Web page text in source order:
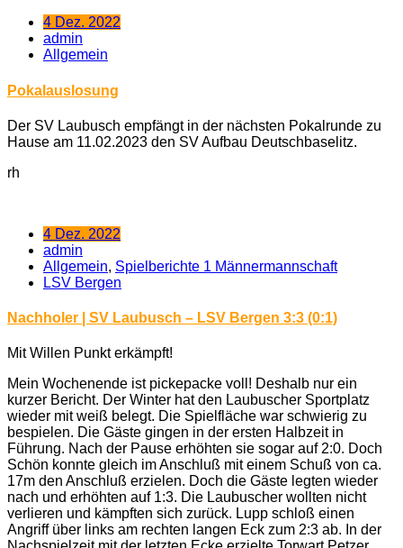
4 Dez. 2022
admin
Allgemein
Pokalauslosung
Der SV Laubusch empfängt in der nächsten Pokalrunde zu
Hause am 11.02.2023 den SV Aufbau Deutschbaselitz.
rh
4 Dez. 2022
admin
Allgemein, Spielberichte 1 Männermannschaft
LSV Bergen
Nachholer | SV Laubusch – LSV Bergen 3:3 (0:1)
Mit Willen Punkt erkämpft!
Mein Wochenende ist pickepacke voll! Deshalb nur ein
kurzer Bericht. Der Winter hat den Laubuscher Sportplatz
wieder mit weiß belegt. Die Spielfläche war schwierig zu
bespielen. Die Gäste gingen in der ersten Halbzeit in
Führung. Nach der Pause erhöhten sie sogar auf 2:0. Doch
Schön konnte gleich im Anschluß mit einem Schuß von ca.
17m den Anschluß erzielen. Doch die Gäste legten wieder
nach und erhöhten auf 1:3. Die Laubuscher wollten nicht
verlieren und kämpften sich zurück. Lupp schloß einen
Angriff über links am rechten langen Eck zum 2:3 ab. In der